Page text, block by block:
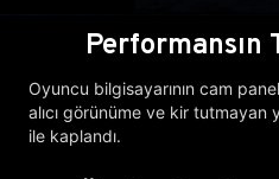
Performansın
Oyuncu bilgisayarının cam
alıcı görünüme ve kir tutmayan
ile kaplandı.